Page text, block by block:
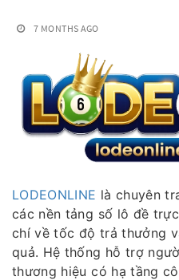
7 MONTHS AGO
LODEONLINE là chuyên
các nền tảng số lô đề
chí về tốc độ trả thưởng
quả. Hệ thống hỗ trợ
thương hiệu có hạ tầng